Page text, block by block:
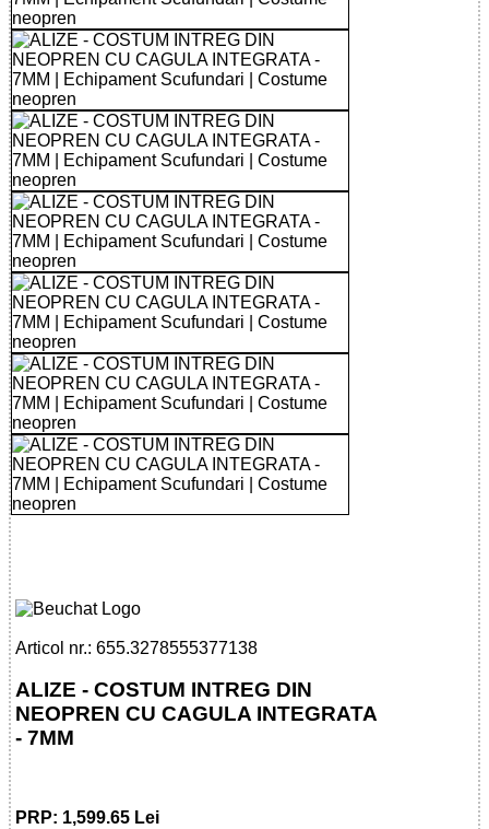
Articol nr.: 655.3278555377138
ALIZE - COSTUM INTREG DIN
NEOPREN CU CAGULA INTEGRATA
- 7MM
PRP: 1,599.65 Lei